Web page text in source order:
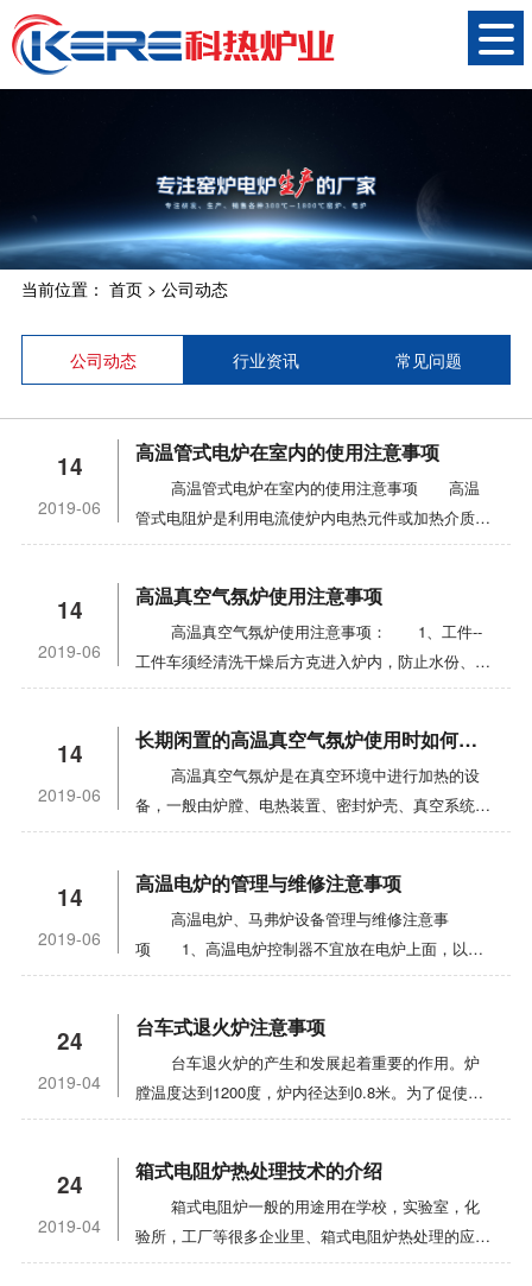
当前位置： 首页> 公司动态
公司动态 行业资讯 常见问题
14
2019-06
高温管式电炉在室内的使用注意事项
管式电阻炉是利用电流使炉内电热元件或加热介质发
热，从而对工件或物料进行加热的工业炉。 工
温管式电阻炉属于高温电炉的一种，有独特的特点具
有结构简单、炉温均匀、便于控制、加热质量好、无
烟尘、无噪声等优点，但使用费较高。 使用高温
电阻炉等高温炉要严格按照安全操作流程来做，确保
14
2019-06
高温真空气氛炉使用注意事项
工件车须经清洗干燥后方克进入炉内，防止水份、污
物进入炉内。 2、各传动件发现卡位，限位不
以免损坏机件。 3、不能超负荷使用高温真空气
氛炉，高温真空气氛炉的较大使用温度是指元件在真
空中允许的本身表面温度，并不是指加热物质的温度
或加热元件周围的温度。要注意真空电热元件本身的
100℃。 4、测量高温真空气氛炉温均匀性时，
应注意测温触点的定位，以及距加热元件的远近。高
温真空气氛炉内经常(每天或每班使用前)用毛刷、扫
皮等杂质掉在电热元件上，发生短路，严重时会烧坏
每使用一段时间，应该进行清理，严禁敲击，可小心
清除其氧化皮。氧化铁皮等杂质如不及时清除，就会
避免加热元件和产品发生反应，尤其足铜、铝、锌、
锡、铅等与真空加热元件接触，无论是细粉、熔液或
蒸汽等，防止在电加热体表面侵蚀形成“麻坑”，截面
14
2019-06
长期闲置的高温真空气氛炉使用时如何避免泄漏故障
备，一般由炉膛、电热装置、密封炉壳、真空系统、
供电系统和控温系统等组成。高温真空气氛炉按加热
空自耗电弧炉、电子束炉和等离子炉等。 高温
真空气氛炉一般在春秋季节泄漏故障较多，长期闲置
的高温真空气氛炉在才次使用时高温真空气氛炉泄漏
故障比较易发生。这时间就必须进行真空检漏，真空
有真空阀，停止真空系统运转，10min后读一个数，
1h后再读一个数，两数之差是压升率的数值)，掌握
设备泄漏变化趋势，如真空设备连续停机一个礼拜，
14
2019-06
高温电炉的管理与维修注意事项
项 1、高温电炉控制器不宜放在电炉上面，以免
影响控制器正常工作。应放在平整的工作台或固定在
器及电炉相连的电源线，开关及熔断器的负载能力应
稍大于电炉的额定功率。 3、接线时，首先转松
开壳体侧面的螺栓，去掉侧板，是电源线从侧板上的
接线孔穿过，然后接通电源线。 4、检查接线无
板上的按钮开关，调节高温电炉仪表设定按钮，把温
度设定到所需要的度数上。 5、检查断偶保护装
置是否正常工作，其方法是：松开高温电炉热电偶一
24
2019-04
台车式退火炉注意事项
膛温度达到1200度，炉内径达到0.8米。为了促使大
型工件的加热，提出了台车式炉适用于加热钢锭和钢
年代以来，机械化和活动炉的出现，可以增加加热炉
的输出率和工作条件。 随着燃料资源的开发和
燃料转换工艺的进步，台车退火炉燃料逐渐从如块煤
固体燃料，焦炭和煤粉的气态和液态燃料如煤气、城
24
2019-04
箱式电阻炉热处理技术的介绍
验所，工厂等很多企业里、箱式电阻炉热处理的应用
以及玻璃烧制等，也可以用于一般的小型钢件淬火、